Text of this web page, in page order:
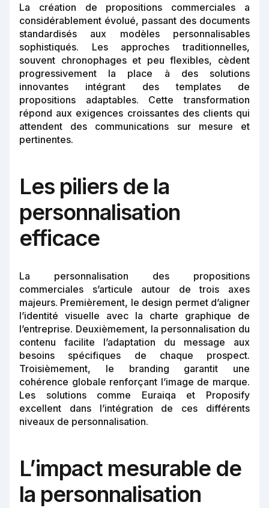
La création de propositions commerciales a
considérablement évolué, passant des documents
standardisés aux modèles personnalisables
sophistiqués. Les approches traditionnelles,
souvent chronophages et peu flexibles, cèdent
progressivement la place à des solutions
innovantes intégrant des templates de
propositions adaptables. Cette transformation
répond aux exigences croissantes des clients qui
attendent des communications sur mesure et
pertinentes.
Les piliers de la
personnalisation
efficace
La personnalisation des propositions
commerciales s’articule autour de trois axes
majeurs. Premièrement, le design permet d’aligner
l’identité visuelle avec la charte graphique de
l’entreprise. Deuxièmement, la personnalisation du
contenu facilite l’adaptation du message aux
besoins spécifiques de chaque prospect.
Troisièmement, le branding garantit une
cohérence globale renforçant l’image de marque.
Les solutions comme Euraiqa et Proposify
excellent dans l’intégration de ces différents
niveaux de personnalisation.
L’impact mesurable de
la personnalisation